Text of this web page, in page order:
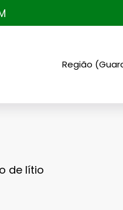
Região
de lítio